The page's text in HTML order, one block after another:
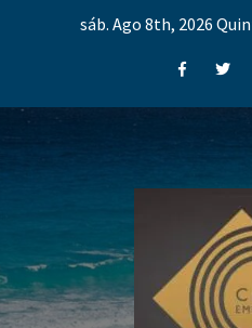
sáb. Ago 8th, 2026
Facebook